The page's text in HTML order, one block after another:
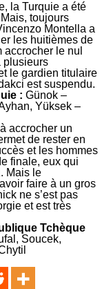
la Turquie a été
toujours
Montella a
les huitièmes de
le nul
plusieurs
le gardien titulaire
est suspendu.
: Günok –
Yüksek –
accrocher un
de rester en
et les hommes
finale, eux qui
Mais le
faire à un gros
ne s’est pas
et est très
Tchèque
Soucek,